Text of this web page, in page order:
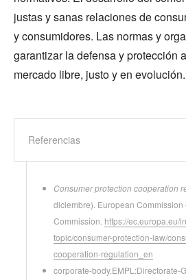
justas y sanas relaciones de
y consumidores. Las normas y
garantizar la defensa y protección
mercado libre, justo y en evolución.
Referencias
Consumer protection cooperation
diciembre). European Commission
Commission. https://ec.europa.eu/
topic/consumer-protection-law/
cooperation-regulation_en
corporate-body.EMPL:Directorate-